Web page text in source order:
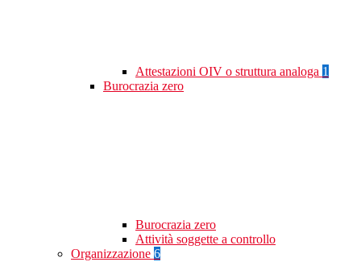
Attestazioni OIV o struttura analoga 1
Burocrazia zero
Burocrazia zero
Attività soggette a controllo
Organizzazione 6